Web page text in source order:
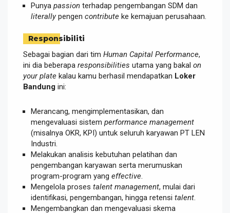
Punya passion terhadap pengembangan SDM dan
literallypengen contribute ke kemajuan perusahaan.
Responsibiliti
Sebagai bagian dari tim Human Capital Performance,
ini dia beberapa responsibilities utama yang bakal on
your plate kalau kamu berhasil mendapatkan Loker
Bandung ini:
Merancang, mengimplementasikan, dan
mengevaluasi sistem performance management
(misalnya OKR, KPI) untuk seluruh karyawan PT LEN
Industri.
Melakukan analisis kebutuhan pelatihan dan
pengembangan karyawan serta merumuskan
program-program yang effective.
Mengelola proses talent management, mulai dari
identifikasi, pengembangan, hingga retensi talent.
Mengembangkan dan mengevaluasi skema